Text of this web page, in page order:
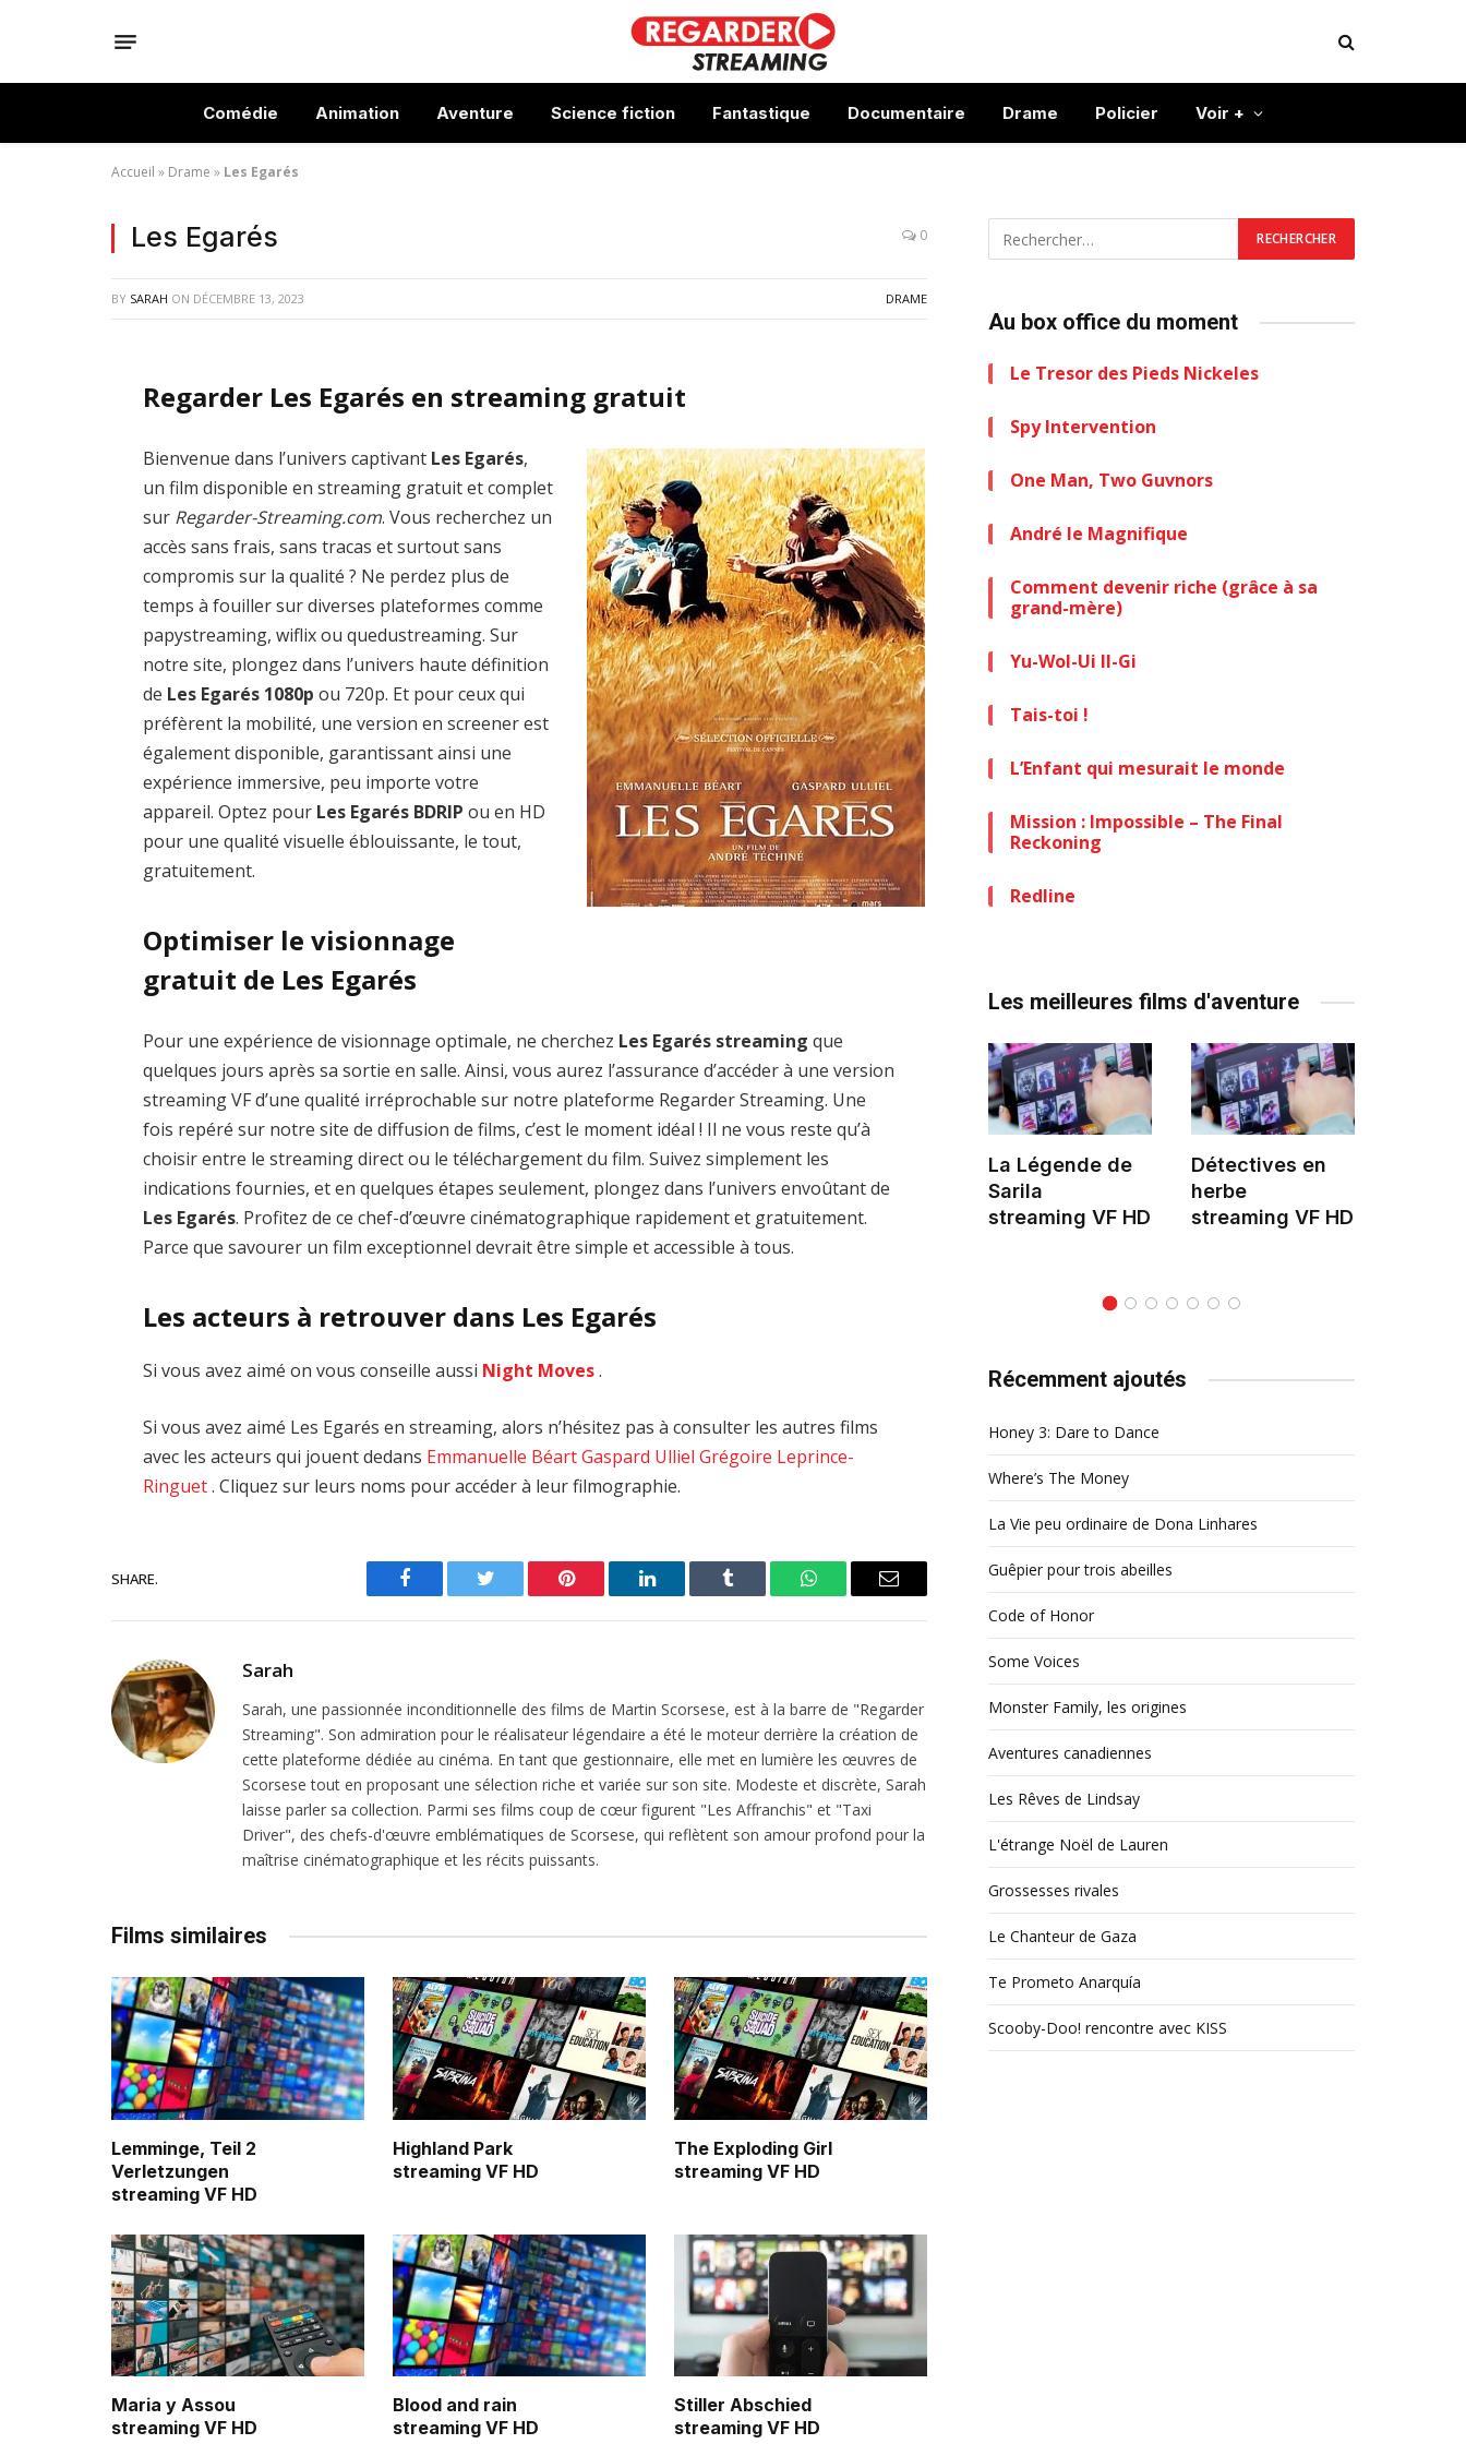
Comédie Animation Aventure Science fiction Fantastique Documentaire Drame Policier Voir +
Accueil » Drame » Les Egarés
Les Egarés 0
BY SARAH ON DÉCEMBRE 13, 2023 DRAME
Regarder Les Egarés en streaming gratuit
Bienvenue dans l’univers captivant Les Egarés,
un film disponible en streaming gratuit et complet
sur Regarder-Streaming.com. Vous recherchez un
accès sans frais, sans tracas et surtout sans
compromis sur la qualité ? Ne perdez plus de
temps à fouiller sur diverses plateformes comme
papystreaming, wiflix ou quedustreaming. Sur
notre site, plongez dans l’univers haute définition
de Les Egarés 1080p ou 720p. Et pour ceux qui
préfèrent la mobilité, une version en screener est
également disponible, garantissant ainsi une
expérience immersive, peu importe votre
appareil. Optez pour Les Egarés BDRIP ou en HD
pour une qualité visuelle éblouissante, le tout,
gratuitement.
Optimiser le visionnage
gratuit de Les Egarés
Pour une expérience de visionnage optimale, ne cherchez Les Egarés streaming que
quelques jours après sa sortie en salle. Ainsi, vous aurez l’assurance d’accéder à une version
streaming VF d’une qualité irréprochable sur notre plateforme Regarder Streaming. Une
fois repéré sur notre site de diffusion de films, c’est le moment idéal ! Il ne vous reste qu’à
choisir entre le streaming direct ou le téléchargement du film. Suivez simplement les
indications fournies, et en quelques étapes seulement, plongez dans l’univers envoûtant de
Les Egarés. Profitez de ce chef-d’œuvre cinématographique rapidement et gratuitement.
Parce que savourer un film exceptionnel devrait être simple et accessible à tous.
Les acteurs à retrouver dans Les Egarés
Si vous avez aimé on vous conseille aussi Night Moves.
Si vous avez aimé Les Egarés en streaming, alors n’hésitez pas à consulter les autres films
avec les acteurs qui jouent dedans Emmanuelle Béart Gaspard Ulliel Grégoire Leprince-
Ringuet. Cliquez sur leurs noms pour accéder à leur filmographie.
SHARE.
Facebook Twitter Pinterest LinkedIn Tumblr WhatsAppEmail
Sarah
Sarah, une passionnée inconditionnelle des films de Martin Scorsese, est à la barre de "Regarder
Streaming". Son admiration pour le réalisateur légendaire a été le moteur derrière la création de
cette plateforme dédiée au cinéma. En tant que gestionnaire, elle met en lumière les œuvres de
Scorsese tout en proposant une sélection riche et variée sur son site. Modeste et discrète, Sarah
laisse parler sa collection. Parmi ses films coup de cœur figurent "Les Affranchis" et "Taxi
Driver", des chefs-d'œuvre emblématiques de Scorsese, qui reflètent son amour profond pour la
maîtrise cinématographique et les récits puissants.
Films similaires
Lemminge, Teil 2
Verletzungen
streaming VF HD
Highland Park
streaming VF HD
The Exploding Girl
streaming VF HD
Maria y Assou
streaming VF HD
Blood and rain
streaming VF HD
Stiller Abschied
streaming VF HD
Au box office du moment
Le Tresor des Pieds Nickeles
Spy Intervention
One Man, Two Guvnors
André le Magnifique
Comment devenir riche (grâce à sa
grand-mère)
Yu-Wol-Ui Il-Gi
Tais-toi !
L’Enfant qui mesurait le monde
Mission : Impossible – The Final
Reckoning
Redline
Les meilleures films d'aventure
Zenon: Girl of
the 21st Century
streaming VF HD
La Légende des
1000 dragons
streaming VF HD
La Légende de
Sarila
streaming VF HD
Détectives en
herbe
streaming VF HD
Récemment ajoutés
Honey 3: Dare to Dance
Where’s The Money
La Vie peu ordinaire de Dona Linhares
Guêpier pour trois abeilles
Code of Honor
Some Voices
Monster Family, les origines
Aventures canadiennes
Les Rêves de Lindsay
L'étrange Noël de Lauren
Grossesses rivales
Le Chanteur de Gaza
Te Prometo Anarquía
Scooby-Doo! rencontre avec KISS